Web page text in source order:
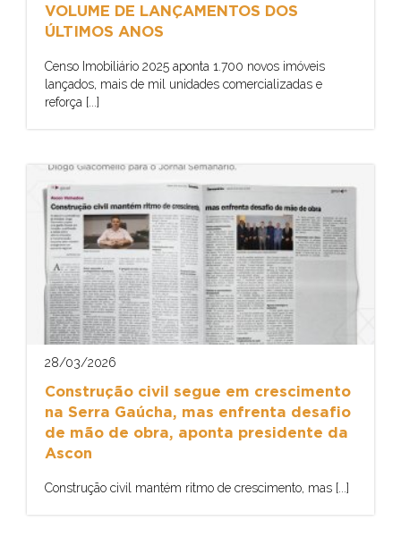
VOLUME DE LANÇAMENTOS DOS
ÚLTIMOS ANOS
Censo Imobiliário 2025 aponta 1.700 novos imóveis
lançados, mais de mil unidades comercializadas e
reforça [...]
28/03/2026
Construção civil segue em crescimento
na Serra Gaúcha, mas enfrenta desafio
de mão de obra, aponta presidente da
Ascon
Construção civil mantém ritmo de crescimento, mas [...]